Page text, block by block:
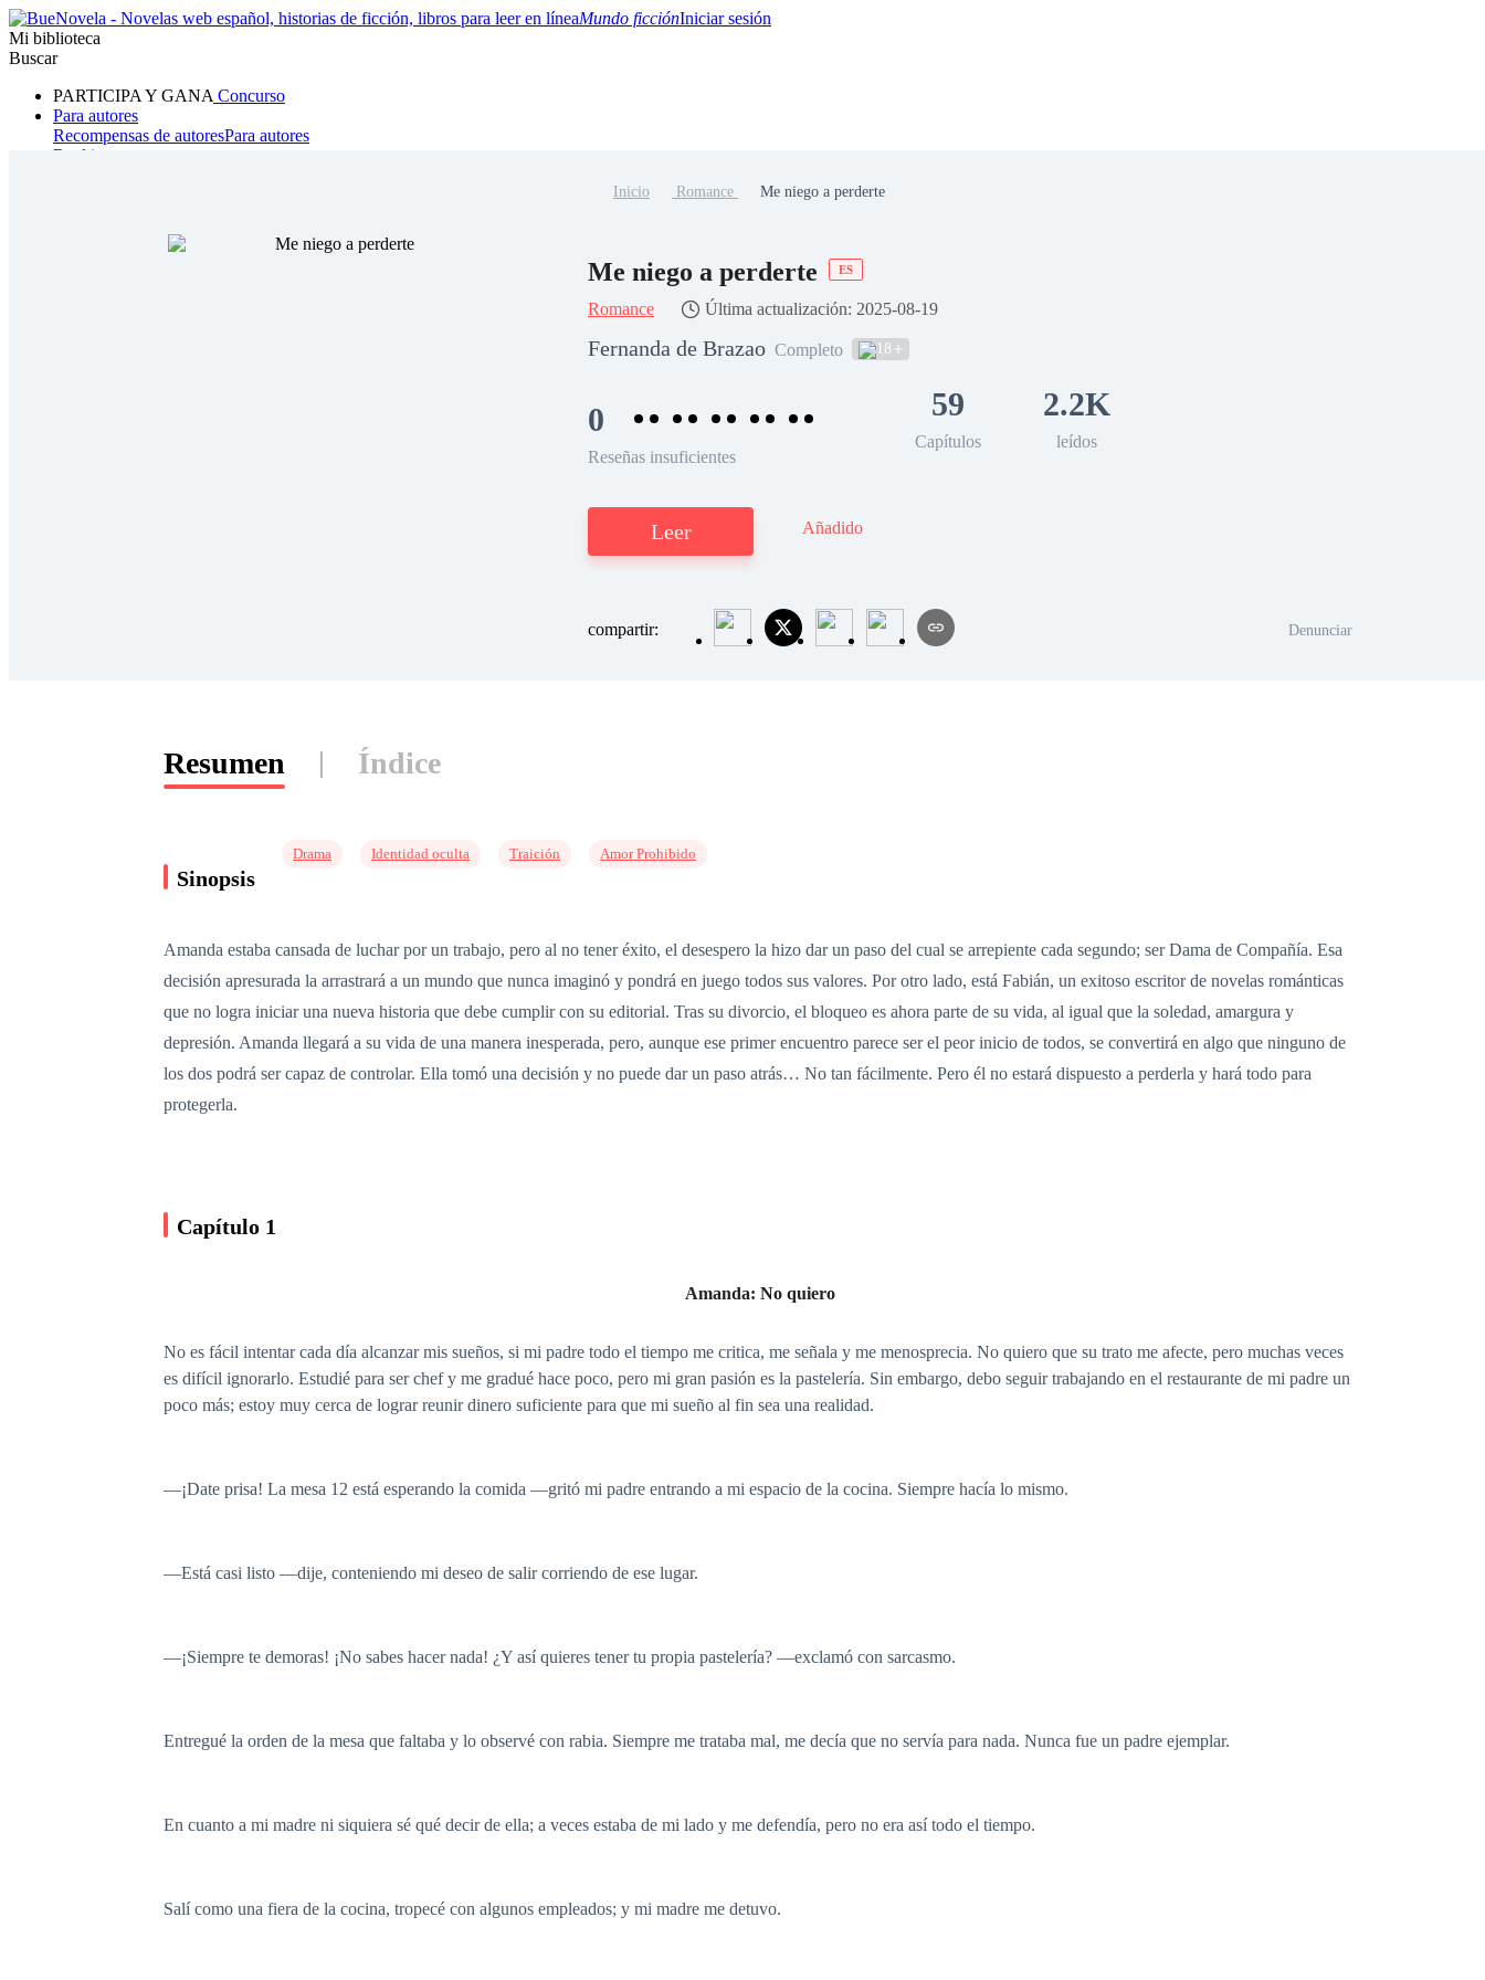
Mundo ficciónIniciar sesión
Mi biblioteca
Buscar
PARTICIPA Y GANA Concurso
Para autores
Recompensas de autoresPara autores
Ranking
Hombre lobo Mafia Sistema Fantasía
Inicio Romance Me niego a perderte
Me niego a perderte ES
Romance Última actualización: 2025-08-19
Fernanda de Brazao Completo 18
0
Reseñas insuficientes
59
Capítulos
2.2K
leídos
Leer Añadido
compartir: Denunciar
Resumen Índice
Sinopsis
Drama Identidad oculta Traición Amor Prohibido
Amanda estaba cansada de luchar por un trabajo, pero al no tener éxito, el desespero la hizo dar un paso del cual se arrepiente cada segundo; ser Dama de Compañía. Esa
decisión apresurada la arrastrará a un mundo que nunca imaginó y pondrá en juego todos sus valores. Por otro lado, está Fabián, un exitoso escritor de novelas románticas
que no logra iniciar una nueva historia que debe cumplir con su editorial. Tras su divorcio, el bloqueo es ahora parte de su vida, al igual que la soledad, amargura y
depresión. Amanda llegará a su vida de una manera inesperada, pero, aunque ese primer encuentro parece ser el peor inicio de todos, se convertirá en algo que ninguno de
los dos podrá ser capaz de controlar. Ella tomó una decisión y no puede dar un paso atrás… No tan fácilmente. Pero él no estará dispuesto a perderla y hará todo para
protegerla.
Capítulo 1
Amanda: No quiero
No es fácil intentar cada día alcanzar mis sueños, si mi padre todo el tiempo me critica, me señala y me menosprecia. No quiero que su trato me afecte, pero muchas veces
es difícil ignorarlo. Estudié para ser chef y me gradué hace poco, pero mi gran pasión es la pastelería. Sin embargo, debo seguir trabajando en el restaurante de mi padre un
poco más; estoy muy cerca de lograr reunir dinero suficiente para que mi sueño al fin sea una realidad.
―¡Date prisa! La mesa 12 está esperando la comida ―gritó mi padre entrando a mi espacio de la cocina. Siempre hacía lo mismo.
―Está casi listo ―dije, conteniendo mi deseo de salir corriendo de ese lugar.
―¡Siempre te demoras! ¡No sabes hacer nada! ¿Y así quieres tener tu propia pastelería? ―exclamó con sarcasmo.
Entregué la orden de la mesa que faltaba y lo observé con rabia. Siempre me trataba mal, me decía que no servía para nada. Nunca fue un padre ejemplar.
En cuanto a mi madre ni siquiera sé qué decir de ella; a veces estaba de mi lado y me defendía, pero no era así todo el tiempo.
Salí como una fiera de la cocina, tropecé con algunos empleados; y mi madre me detuvo.